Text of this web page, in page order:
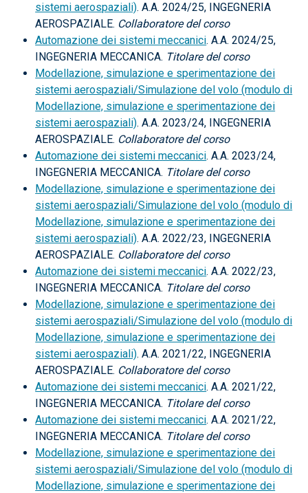
sistemi aerospaziali). A.A. 2024/25, INGEGNERIA
AEROSPAZIALE. Collaboratore del corso
Automazione dei sistemi meccanici. A.A. 2024/25,
INGEGNERIA MECCANICA. Titolare del corso
Modellazione, simulazione e sperimentazione dei
sistemi aerospaziali/Simulazione del volo (modulo di
Modellazione, simulazione e sperimentazione dei
sistemi aerospaziali). A.A. 2023/24, INGEGNERIA
AEROSPAZIALE. Collaboratore del corso
Automazione dei sistemi meccanici. A.A. 2023/24,
INGEGNERIA MECCANICA. Titolare del corso
Modellazione, simulazione e sperimentazione dei
sistemi aerospaziali/Simulazione del volo (modulo di
Modellazione, simulazione e sperimentazione dei
sistemi aerospaziali). A.A. 2022/23, INGEGNERIA
AEROSPAZIALE. Collaboratore del corso
Automazione dei sistemi meccanici. A.A. 2022/23,
INGEGNERIA MECCANICA. Titolare del corso
Modellazione, simulazione e sperimentazione dei
sistemi aerospaziali/Simulazione del volo (modulo di
Modellazione, simulazione e sperimentazione dei
sistemi aerospaziali). A.A. 2021/22, INGEGNERIA
AEROSPAZIALE. Collaboratore del corso
Automazione dei sistemi meccanici. A.A. 2021/22,
INGEGNERIA MECCANICA. Titolare del corso
Automazione dei sistemi meccanici. A.A. 2021/22,
INGEGNERIA MECCANICA. Titolare del corso
Modellazione, simulazione e sperimentazione dei
sistemi aerospaziali/Simulazione del volo (modulo di
Modellazione, simulazione e sperimentazione dei